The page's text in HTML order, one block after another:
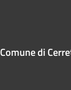
Comune di